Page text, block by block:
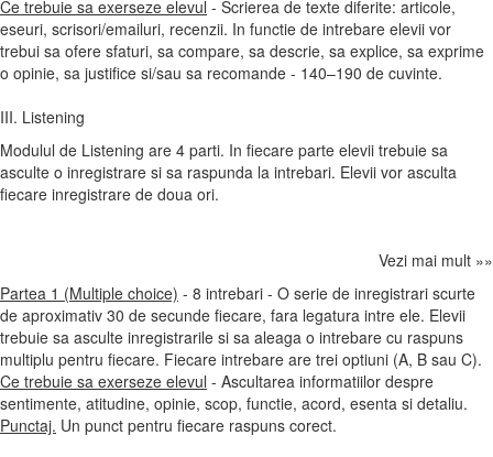
Ce trebuie sa exerseze elevul - Scrierea de texte diferite: articole,
eseuri, scrisori/emailuri, recenzii. In functie de intrebare elevii vor
trebui sa ofere sfaturi, sa compare, sa descrie, sa explice, sa exprime
o opinie, sa justifice si/sau sa recomande - 140–190 de cuvinte.
III. Listening
Modulul de Listening are 4 parti. In fiecare parte elevii trebuie sa
asculte o inregistrare si sa raspunda la intrebari. Elevii vor asculta
fiecare inregistrare de doua ori.
Vezi mai mult »»
Partea 1 (Multiple choice) - 8 intrebari - O serie de inregistrari scurte
de aproximativ 30 de secunde fiecare, fara legatura intre ele. Elevii
trebuie sa asculte inregistrarile si sa aleaga o intrebare cu raspuns
multiplu pentru fiecare. Fiecare intrebare are trei optiuni (A, B sau C).
Ce trebuie sa exerseze elevul - Ascultarea informatiilor despre
sentimente, atitudine, opinie, scop, functie, acord, esenta si detaliu.
Punctaj. Un punct pentru fiecare raspuns corect.